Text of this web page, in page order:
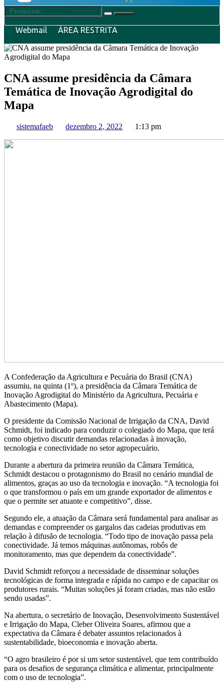
Webmail ÁREA RESTRITA
CNA assume presidência da Câmara
Temática de Inovação Agrodigital do
Mapa
sistemafaeb dezembro 2, 2022 1:13 pm
A Confederação da Agricultura e Pecuária do Brasil (CNA)
assumiu, na quinta (1º), a presidência da Câmara Temática de
Inovação Agrodigital do Ministério da Agricultura, Pecuária e
Abastecimento (Mapa).
O presidente da Comissão Nacional de Irrigação da CNA, David
Schmidt, foi indicado para conduzir o colegiado do Mapa, que terá
como objetivo discutir demandas relacionadas à inovação,
tecnologia e conectividade no setor agropecuário.
Durante a abertura da primeira reunião da Câmara Temática,
Schmidt destacou o protagonismo do Brasil no cenário mundial de
alimentos, graças ao uso da tecnologia e inovação. “A tecnologia foi
o que transformou o país em um grande exportador de alimentos e
que o permite ser atuante e competitivo”, disse.
Segundo ele, a atuação da Câmara será fundamental para analisar as
demandas e compreender os gargalos das cadeias produtivas em
relação à difusão de tecnologia. “Todo tipo de inovação passa pela
conectividade. Já temos máquinas autônomas, robôs de
monitoramento, mas que dependem da conectividade”.
David Schmidt reforçou a necessidade de disseminar soluções
tecnológicas de forma integrada e rápida no campo e de capacitar os
produtores rurais. “Muitas soluções já foram criadas, mas não estão
sendo usadas”.
Na abertura, o secretário de Inovação, Desenvolvimento Sustentável
e Irrigação do Mapa, Cleber Oliveira Soares, afirmou que a
expectativa da Câmara é debater assuntos relacionados à
sustentabilidade, bioeconomia e inovação aberta.
“O agro brasileiro é por si um setor sustentável, que tem contribuído
para os desafios de segurança climática e alimentar, principalmente
com o uso de tecnologia”.